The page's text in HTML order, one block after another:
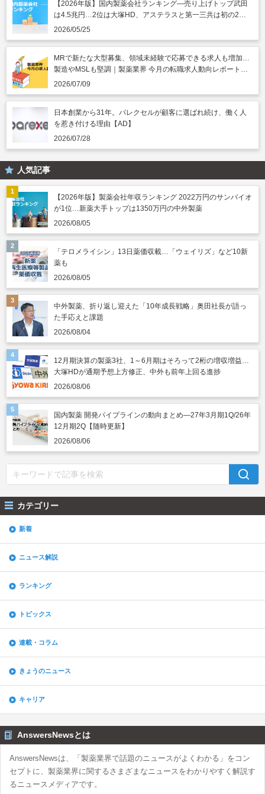
【2026年版】国内製薬会社ランキング―売り上げトップ武田
は4.5兆円…2位は大塚HD、アステラスと第一三共は初の2兆
円突破
2026/05/25
MRで新たな大型募集、領域未経験で応募できる求人も増加…
製造やMSLも堅調｜製薬業界 今月の転職求人動向レポート
（2026年7月）
2026/07/09
日本創業から31年。パレクセルが顧客に選ばれ続け、働く人
を惹き付ける理由【AD】
2026/07/28
人気記事
【2026年版】製薬会社年収ランキング 2022万円のサンバイオ
が1位…新薬大手トップは1350万円の中外製薬
2026/08/05
「テロメライシン」13日薬価収載…「ウェイリズ」など10新
薬も
2026/08/05
中外製薬、折り返し迎えた「10年成長戦略」奥田社長が語っ
た手応えと課題
2026/08/04
12月期決算の製薬3社、1～6月期はそろって2桁の増収増益…
大塚HDが通期予想上方修正、中外も前年上回る進捗
2026/08/06
国内製薬 開発パイプラインの動向まとめ―27年3月期1Q/26年
12月期2Q【随時更新】
2026/08/06
カテゴリー
新着
ニュース解説
ランキング
トピックス
連載・コラム
きょうのニュース
キャリア
AnswersNewsとは
AnswersNewsは、「製薬業界で話題のニュースがよくわかる」をコン
セプトに、製薬業界に関するさまざまなニュースをわかりやすく解説す
るニュースメディアです。